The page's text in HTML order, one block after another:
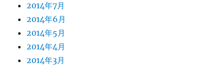
2014年7月
2014年6月
2014年5月
2014年4月
2014年3月